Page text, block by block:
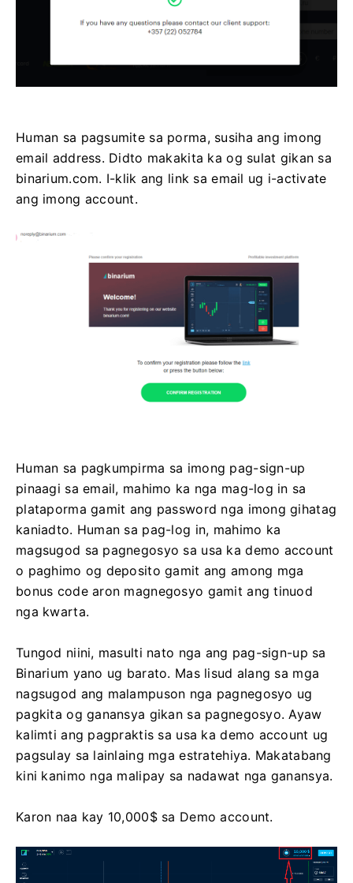
Human sa pagsumite sa porma, susiha ang imong
email address. Didto makakita ka og sulat gikan sa
binarium.com. I-klik ang link sa email ug i-activate
ang imong account.
Human sa pagkumpirma sa imong pag-sign-up
pinaagi sa email, mahimo ka nga mag-log in sa
plataporma gamit ang password nga imong gihatag
kaniadto. Human sa pag-log in, mahimo ka
magsugod sa pagnegosyo sa usa ka demo account
o paghimo og deposito gamit ang among mga
bonus code aron magnegosyo gamit ang tinuod
nga kwarta.
Tungod niini, masulti nato nga ang pag-sign-up sa
Binarium yano ug barato. Mas lisud alang sa mga
nagsugod ang malampuson nga pagnegosyo ug
pagkita og ganansya gikan sa pagnegosyo. Ayaw
kalimti ang pagpraktis sa usa ka demo account ug
pagsulay sa lainlaing mga estratehiya. Makatabang
kini kanimo nga malipay sa nadawat nga ganansya.
Karon naa kay 10,000$ sa Demo account.